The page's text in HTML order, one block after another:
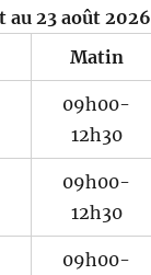
au 23 août 2026
Matin
09h00-
12h30
09h00-
12h30
09h00-